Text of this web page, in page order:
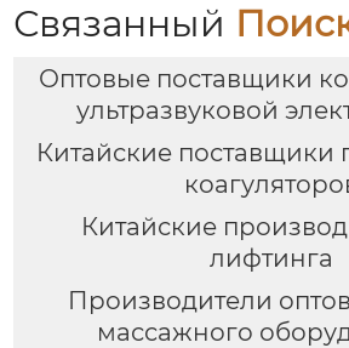
Связанный
Оптовые поставщики
ультразвуковой
Китайские поставщики
Китайские
лифтинга
Производители
массажного